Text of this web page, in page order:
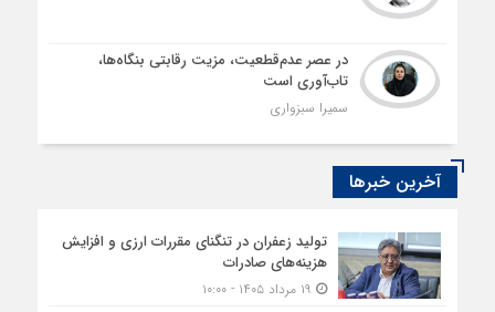
در عصر عدم‌قطعیت، مزیت رقابتی بنگاه‌ها،
تاب‌آوری است
سمیرا سبزواری
آخرین خبرها
تولید زعفران در تنگنای مقررات ارزی و افزایش
هزینه‌های صادرات